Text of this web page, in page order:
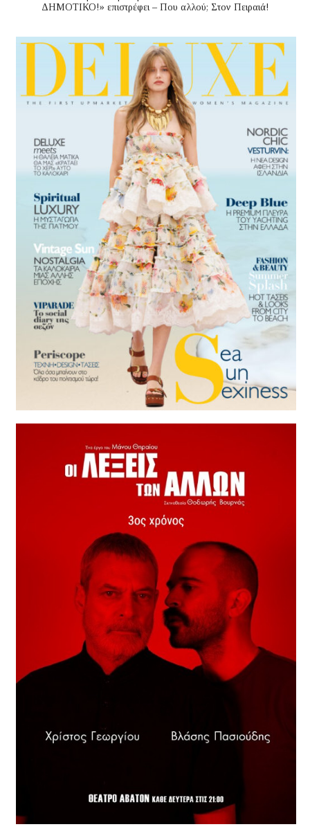
ΔΗΜΟΤΙΚΟ!» επιστρέφει – Που αλλού; Στον Πειραιά!